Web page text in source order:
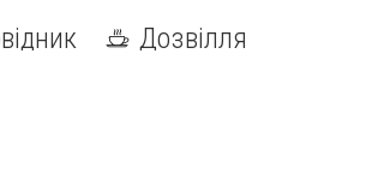
Дозвілля